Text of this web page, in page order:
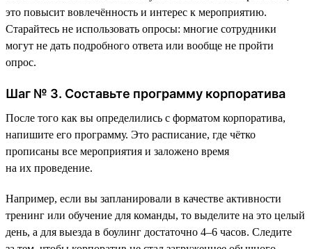
это повысит вовлечённость и интерес к мероприятию.
Старайтесь не использовать опросы: многие сотрудники
могут не дать подробного ответа или вообще не пройти
опрос.
Шаг № 3. Составьте программу корпоратива
После того как вы определились с форматом корпоратива,
напишите его программу. Это расписание, где чётко
прописаны все мероприятия и заложено время
на их проведение.
Например, если вы запланировали в качестве активности
тренинг или обучение для команды, то выделите на это целый
день, а для выезда в боулинг достаточно 4–6 часов. Следите